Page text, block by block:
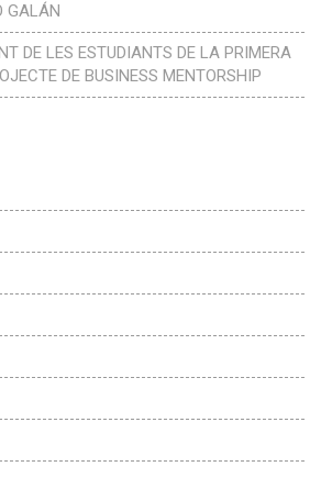
GALÁN
DE LES ESTUDIANTS DE LA PRIMERA
DE BUSINESS MENTORSHIP